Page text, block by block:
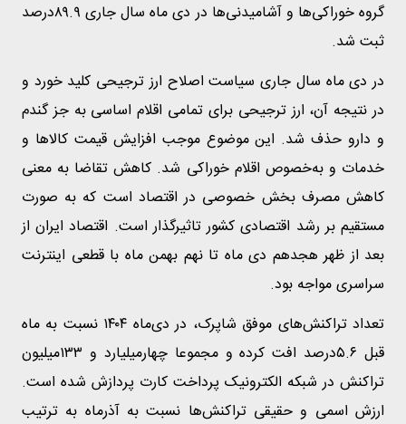
گروه خوراکی‌ها و آشامیدنی‌ها در دی ماه سال جاری ۸۹.۹درصد
ثبت شد.
در دی ماه سال جاری سیاست اصلاح ارز ترجیحی کلید خورد و
در نتیجه آن، ارز ترجیحی برای تمامی اقلام اساسی به جز گندم
و دارو حذف شد. این موضوع موجب افزایش قیمت کالاها و
خدمات و به‌خصوص اقلام خوراکی شد. کاهش تقاضا به معنی
کاهش مصرف بخش خصوصی در اقتصاد است که به صورت
مستقیم بر رشد اقتصادی کشور تاثیرگذار است. اقتصاد ایران از
بعد از ظهر هجدهم دی ماه تا نهم بهمن ماه با قطعی اینترنت
سراسری مواجه بود.
تعداد تراکنش‌های موفق شاپرک، در دی‌ماه ۱۴۰۴ نسبت به ماه
قبل ۵.۶درصد افت کرده و مجموعا چهار‌میلیارد و ۱۳۳‌میلیون
تراکنش در شبکه الکترونیک پرداخت کارت پردازش شده است.
ارزش اسمی و حقیقی تراکنش‌ها نسبت به آذرماه به ترتیب